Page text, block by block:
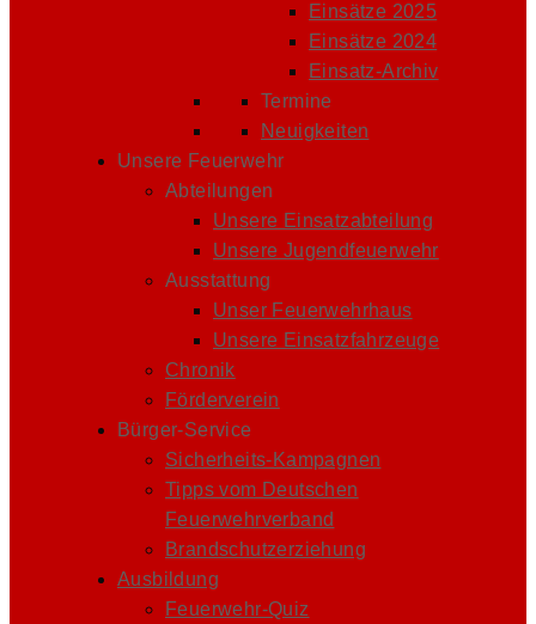
Einsätze 2025
Einsätze 2024
Einsatz-Archiv
Termine
Neuigkeiten
Unsere Feuerwehr
Abteilungen
Unsere Einsatzabteilung
Unsere Jugendfeuerwehr
Ausstattung
Unser Feuerwehrhaus
Unsere Einsatzfahrzeuge
Chronik
Förderverein
Bürger-Service
Sicherheits-Kampagnen
Tipps vom Deutschen
Feuerwehrverband
Brandschutzerziehung
Ausbildung
Feuerwehr-Quiz